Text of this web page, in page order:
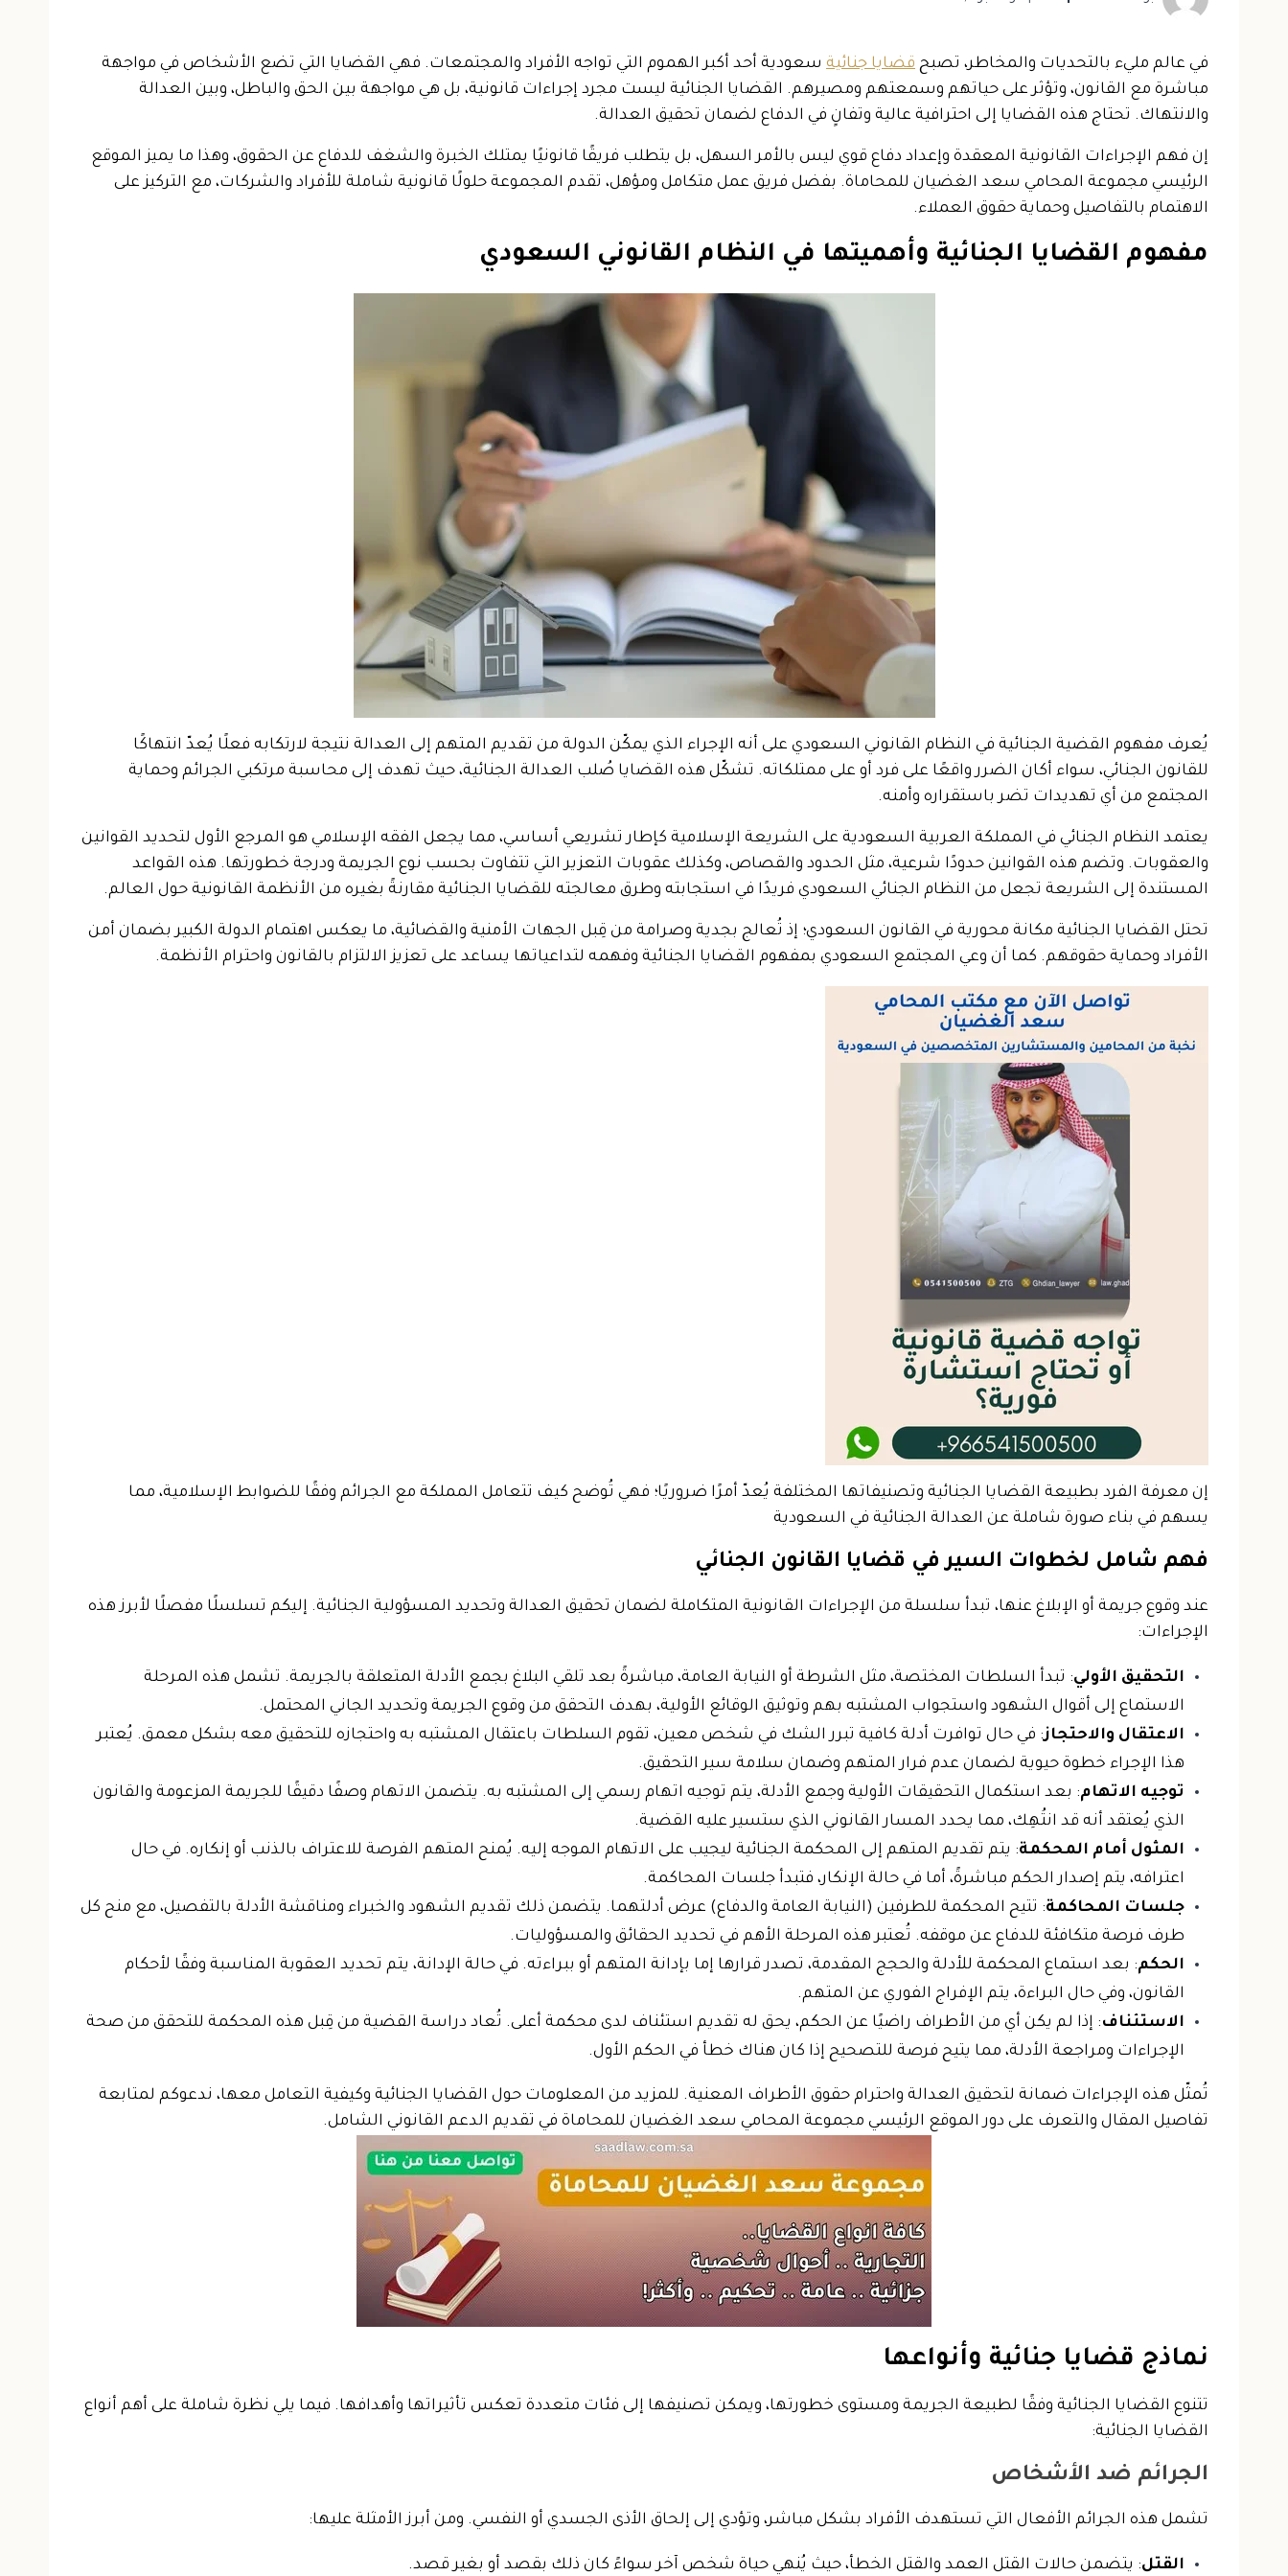
في عالم مليء بالتحديات والمخاطر، تصبح قضايا جنائية سعودية أحد أكبر الهموم التي تواجه الأفراد والمجتمعات. فهي القضايا التي تضع الأشخاص في مواجهة
مباشرة مع القانون، وتؤثر على حياتهم وسمعتهم ومصيرهم. القضايا الجنائية ليست مجرد إجراءات قانونية، بل هي مواجهة بين الحق والباطل، وبين العدالة
والانتهاك. تحتاج هذه القضايا إلى احترافية عالية وتفانٍ في الدفاع لضمان تحقيق العدالة.
إن فهم الإجراءات القانونية المعقدة وإعداد دفاع قوي ليس بالأمر السهل، بل يتطلب فريقًا قانونيًا يمتلك الخبرة والشغف للدفاع عن الحقوق، وهذا ما يميز الموقع
الرئيسي مجموعة المحامي سعد الغضيان للمحاماة. بفضل فريق عمل متكامل ومؤهل، تقدم المجموعة حلولًا قانونية شاملة للأفراد والشركات، مع التركيز على
الاهتمام بالتفاصيل وحماية حقوق العملاء.
مفهوم القضايا الجنائية وأهميتها في النظام القانوني السعودي
يُعرف مفهوم القضية الجنائية في النظام القانوني السعودي على أنه الإجراء الذي يمكّن الدولة من تقديم المتهم إلى العدالة نتيجة لارتكابه فعلًا يُعدّ انتهاكًا
للقانون الجنائي، سواء أكان الضرر واقعًا على فرد أو على ممتلكاته. تشكّل هذه القضايا صُلب العدالة الجنائية، حيث تهدف إلى محاسبة مرتكبي الجرائم وحماية
المجتمع من أي تهديدات تضر باستقراره وأمنه.
يعتمد النظام الجنائي في المملكة العربية السعودية على الشريعة الإسلامية كإطار تشريعي أساسي، مما يجعل الفقه الإسلامي هو المرجع الأول لتحديد القوانين
والعقوبات. وتضم هذه القوانين حدودًا شرعية، مثل الحدود والقصاص، وكذلك عقوبات التعزير التي تتفاوت بحسب نوع الجريمة ودرجة خطورتها. هذه القواعد
المستندة إلى الشريعة تجعل من النظام الجنائي السعودي فريدًا في استجابته وطرق معالجته للقضايا الجنائية مقارنةً بغيره من الأنظمة القانونية حول العالم.
تحتل القضايا الجنائية مكانة محورية في القانون السعودي؛ إذ تُعالج بجدية وصرامة من قِبل الجهات الأمنية والقضائية، ما يعكس اهتمام الدولة الكبير بضمان أمن
الأفراد وحماية حقوقهم. كما أن وعي المجتمع السعودي بمفهوم القضايا الجنائية وفهمه لتداعياتها يساعد على تعزيز الالتزام بالقانون واحترام الأنظمة.
إن معرفة الفرد بطبيعة القضايا الجنائية وتصنيفاتها المختلفة يُعدّ أمرًا ضروريًا؛ فهي تُوضح كيف تتعامل المملكة مع الجرائم وفقًا للضوابط الإسلامية، مما
يسهم في بناء صورة شاملة عن العدالة الجنائية في السعودية
فهم شامل لخطوات السير في قضايا القانون الجنائي
عند وقوع جريمة أو الإبلاغ عنها، تبدأ سلسلة من الإجراءات القانونية المتكاملة لضمان تحقيق العدالة وتحديد المسؤولية الجنائية. إليكم تسلسلًا مفصلًا لأبرز هذه
الإجراءات:
التحقيق الأولي: تبدأ السلطات المختصة، مثل الشرطة أو النيابة العامة، مباشرةً بعد تلقي البلاغ بجمع الأدلة المتعلقة بالجريمة. تشمل هذه المرحلة
الاستماع إلى أقوال الشهود واستجواب المشتبه بهم وتوثيق الوقائع الأولية، بهدف التحقق من وقوع الجريمة وتحديد الجاني المحتمل.
الاعتقال والاحتجاز: في حال توافرت أدلة كافية تبرر الشك في شخص معين، تقوم السلطات باعتقال المشتبه به واحتجازه للتحقيق معه بشكل معمق. يُعتبر
هذا الإجراء خطوة حيوية لضمان عدم فرار المتهم وضمان سلامة سير التحقيق.
توجيه الاتهام: بعد استكمال التحقيقات الأولية وجمع الأدلة، يتم توجيه اتهام رسمي إلى المشتبه به. يتضمن الاتهام وصفًا دقيقًا للجريمة المزعومة والقانون
الذي يُعتقد أنه قد انتُهِك، مما يحدد المسار القانوني الذي ستسير عليه القضية.
المثول أمام المحكمة: يتم تقديم المتهم إلى المحكمة الجنائية ليجيب على الاتهام الموجه إليه. يُمنح المتهم الفرصة للاعتراف بالذنب أو إنكاره. في حال
اعترافه، يتم إصدار الحكم مباشرةً، أما في حالة الإنكار، فتبدأ جلسات المحاكمة.
جلسات المحاكمة: تتيح المحكمة للطرفين (النيابة العامة والدفاع) عرض أدلتهما. يتضمن ذلك تقديم الشهود والخبراء ومناقشة الأدلة بالتفصيل، مع منح كل
طرف فرصة متكافئة للدفاع عن موقفه. تُعتبر هذه المرحلة الأهم في تحديد الحقائق والمسؤوليات.
الحكم: بعد استماع المحكمة للأدلة والحجج المقدمة، تصدر قرارها إما بإدانة المتهم أو ببراءته. في حالة الإدانة، يتم تحديد العقوبة المناسبة وفقًا لأحكام
القانون، وفي حال البراءة، يتم الإفراج الفوري عن المتهم.
الاستئناف: إذا لم يكن أي من الأطراف راضيًا عن الحكم، يحق له تقديم استئناف لدى محكمة أعلى. تُعاد دراسة القضية من قِبل هذه المحكمة للتحقق من صحة
الإجراءات ومراجعة الأدلة، مما يتيح فرصة للتصحيح إذا كان هناك خطأ في الحكم الأول.
تُمثّل هذه الإجراءات ضمانة لتحقيق العدالة واحترام حقوق الأطراف المعنية. للمزيد من المعلومات حول القضايا الجنائية وكيفية التعامل معها، ندعوكم لمتابعة
تفاصيل المقال والتعرف على دور الموقع الرئيسي مجموعة المحامي سعد الغضيان للمحاماة في تقديم الدعم القانوني الشامل.
نماذج قضايا جنائية وأنواعها
تتنوع القضايا الجنائية وفقًا لطبيعة الجريمة ومستوى خطورتها، ويمكن تصنيفها إلى فئات متعددة تعكس تأثيراتها وأهدافها. فيما يلي نظرة شاملة على أهم أنواع
القضايا الجنائية:
الجرائم ضد الأشخاص
تشمل هذه الجرائم الأفعال التي تستهدف الأفراد بشكل مباشر، وتؤدي إلى إلحاق الأذى الجسدي أو النفسي. ومن أبرز الأمثلة عليها:
القتل: يتضمن حالات القتل العمد والقتل الخطأ، حيث يُنهي حياة شخص آخر سواءً كان ذلك بقصد أو بغير قصد.